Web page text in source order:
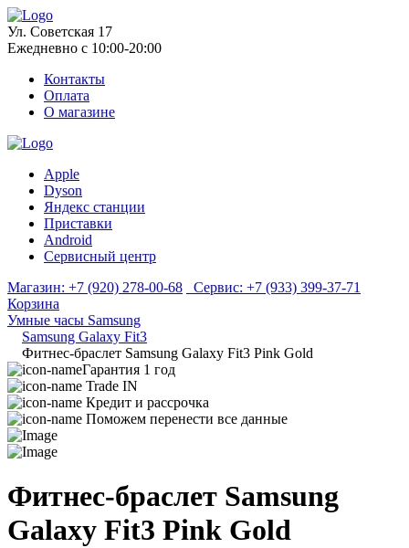
Ул. Советская 17
Ежедневно с 10:00-20:00
Контакты
Оплата
О магазине
Apple
Dyson
Яндекс станции
Приставки
Android
Сервисный центр
Магазин: +7 (920) 278-00-68 Сервис: +7 (933) 399-37-71
Корзина
Умные часы Samsung
Samsung Galaxy Fit3
Фитнес-браслет Samsung Galaxy Fit3 Pink Gold
Гарантия 1 год
Trade IN
Кредит и рассрочка
Поможем перенести все данные
Фитнес-браслет Samsung
Galaxy Fit3 Pink Gold